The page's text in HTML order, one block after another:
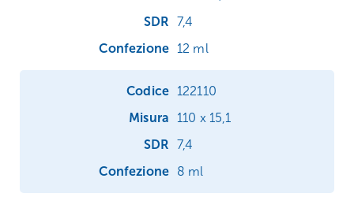
7,4
12 ml
122110
110 x 15,1
7,4
8 ml